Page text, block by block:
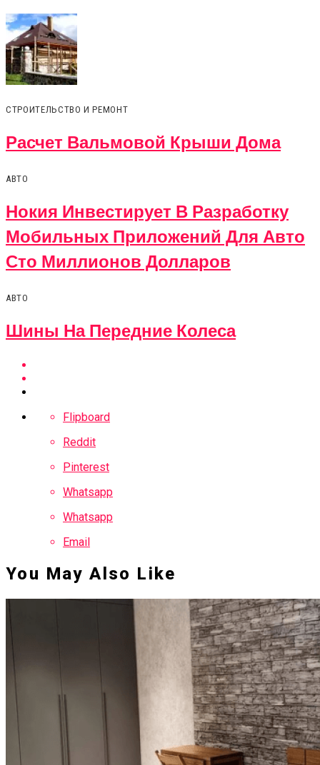
СТРОИТЕЛЬСТВО И РЕМОНТ
Расчет Вальмовой Крыши Дома
АВТО
Нокия Инвестирует В Разработку
Мобильных Приложений Для Авто
Сто Миллионов Долларов
АВТО
Шины На Передние Колеса
Flipboard
Reddit
Pinterest
Whatsapp
Whatsapp
Email
You May Also Like